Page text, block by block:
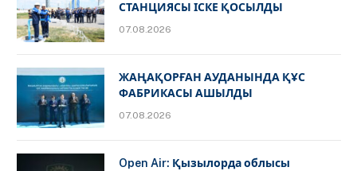
СТАНЦИЯСЫ ІСКЕ ҚОСЫЛДЫ
07.08.2026
ЖАҢАҚОРҒАН АУДАНЫНДА ҚҰС
ФАБРИКАСЫ АШЫЛДЫ
07.08.2026
Open Air: Қызылорда облысы